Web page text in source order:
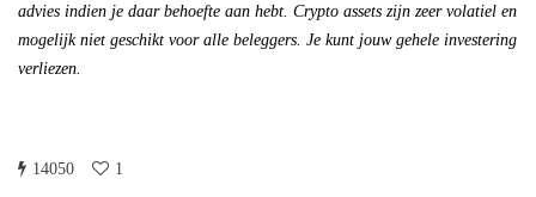
advies indien je daar behoefte aan hebt. Crypto assets zijn zeer volatiel en
mogelijk niet geschikt voor alle beleggers. Je kunt jouw gehele investering
verliezen.
14050 1